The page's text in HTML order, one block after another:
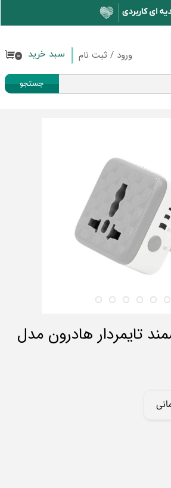
ورود / ثبت نام
جستجو
۰ سبد خرید
تایمردار هادرون مدل